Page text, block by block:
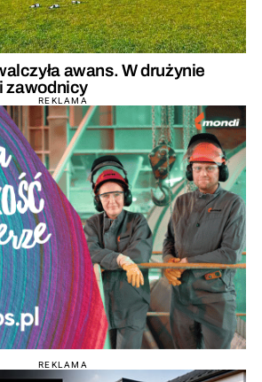
awans. W drużynie
zawodnicy
REKLAMA
REKLAMA